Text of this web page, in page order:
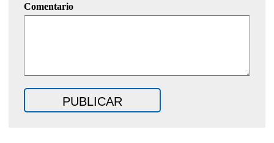
Comentario